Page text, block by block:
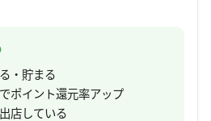
・貯まる
ポイント還元率アップ
店している